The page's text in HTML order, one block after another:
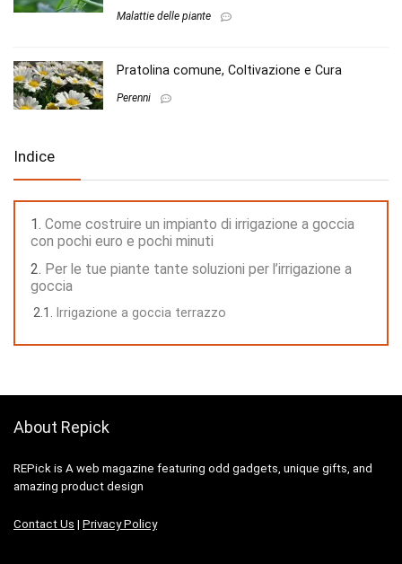
Malattie delle piante
Pratolina comune, Coltivazione e Cura
Perenni
Indice
Come costruire un impianto di irrigazione a goccia
con pochi euro e pochi minuti
Per le tue piante tante soluzioni per l’irrigazione a
goccia
Irrigazione a goccia terrazzo
About Repick
REPick is A web magazine featuring odd gadgets, unique gifts, and
amazing product design
Contact Us | Privacy Policy